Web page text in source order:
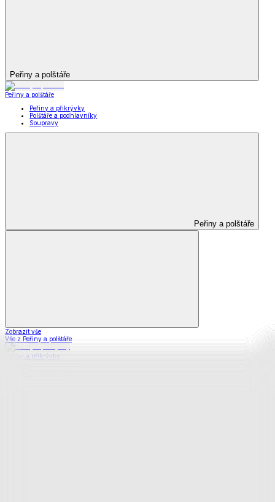
Peřiny a polštáře
Peřiny a polštáře
Peřiny a přikrývky
Polštáře a podhlavníky
Soupravy
Peřiny a polštáře
Zobrazit vše
Vše z Peřiny a polštáře
Peřiny a přikrývky